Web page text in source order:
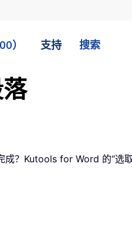
） 支持 搜索
？Kutools for Word 的“选